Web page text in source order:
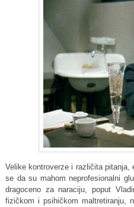
Velike kontroverze i različita
se da su mahom neprofesionalni
dragoceno za naraciju, poput
fizičkom i psihičkom maltretiranju,